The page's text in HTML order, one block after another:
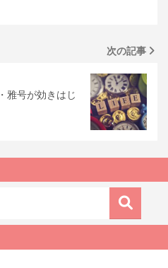
次の記事
雅号が効きはじ